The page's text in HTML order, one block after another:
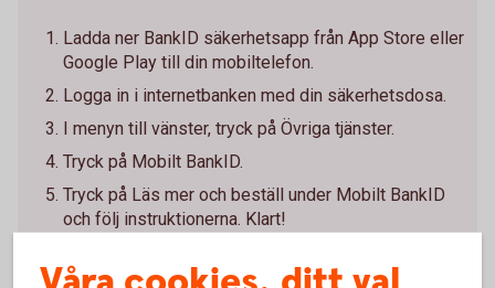
Ladda ner BankID säkerhetsapp från App Store eller
Google Play till din mobiltelefon.
Logga in i internetbanken med din säkerhetsdosa.
I menyn till vänster, tryck på Övriga tjänster.
Tryck på Mobilt BankID.
Tryck på Läs mer och beställ under Mobilt BankID
och följ instruktionerna. Klart!